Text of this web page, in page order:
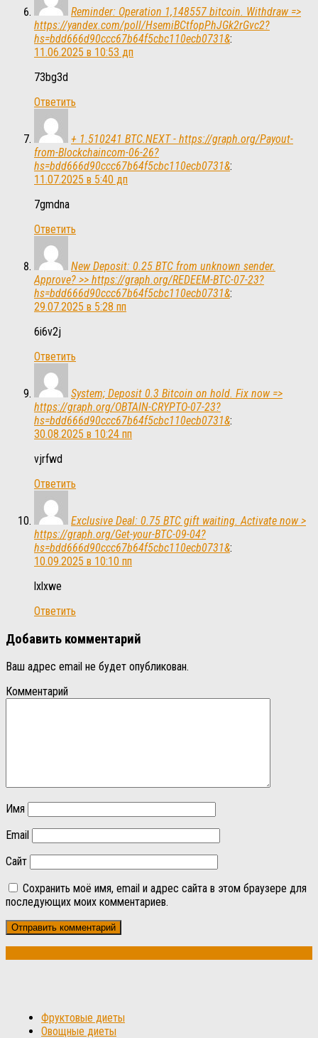
Reminder: Operation 1,148557 bitcoin. Withdraw =>
https://yandex.com/poll/HsemiBCtfopPhJGk2rGvc2?
hs=bdd666d90ccc67b64f5cbc110ecb0731&:
11.06.2025 в 10:53 дп
73bg3d
Ответить
+ 1.510241 BTC.NEXT - https://graph.org/Payout-
from-Blockchaincom-06-26?
hs=bdd666d90ccc67b64f5cbc110ecb0731&:
11.07.2025 в 5:40 дп
7gmdna
Ответить
New Deposit: 0.25 BTC from unknown sender.
Approve? >> https://graph.org/REDEEM-BTC-07-23?
hs=bdd666d90ccc67b64f5cbc110ecb0731&:
29.07.2025 в 5:28 пп
6i6v2j
Ответить
System; Deposit 0.3 Bitcoin on hold. Fix now =>
https://graph.org/OBTAIN-CRYPTO-07-23?
hs=bdd666d90ccc67b64f5cbc110ecb0731&:
30.08.2025 в 10:24 пп
vjrfwd
Ответить
Exclusive Deal: 0.75 BTC gift waiting. Activate now >
https://graph.org/Get-your-BTC-09-04?
hs=bdd666d90ccc67b64f5cbc110ecb0731&:
10.09.2025 в 10:10 пп
lxlxwe
Ответить
Добавить комментарий
Ваш адрес email не будет опубликован.
Комментарий
Имя
Email
Сайт
Сохранить моё имя, email и адрес сайта в этом браузере для
последующих моих комментариев.
Фруктовые диеты
Овощные диеты